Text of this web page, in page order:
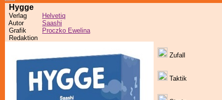
Hygge
Verlag
Helvetiq
Autor
Saashi
Grafik
Proczko Ewelina
Redaktion
Zufall
Taktik